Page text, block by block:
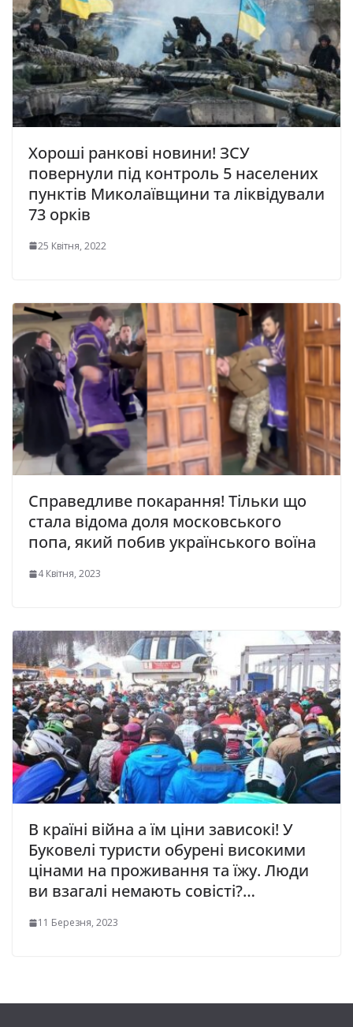
Хороші ранкові новини! ЗСУ
повернули під контроль 5 населених
пунктів Миколаївщини та ліквідували
73 орків
25 Квітня, 2022
Справедливе покарання! Тільки що
стала відома доля московського
попа, який побив українського воїна
4 Квітня, 2023
В країні війна а їм ціни зависокі! У
Буковелі туристи обурені високими
цінами на проживання та їжу. Люди
ви взагалі немають совісті?…
11 Березня, 2023